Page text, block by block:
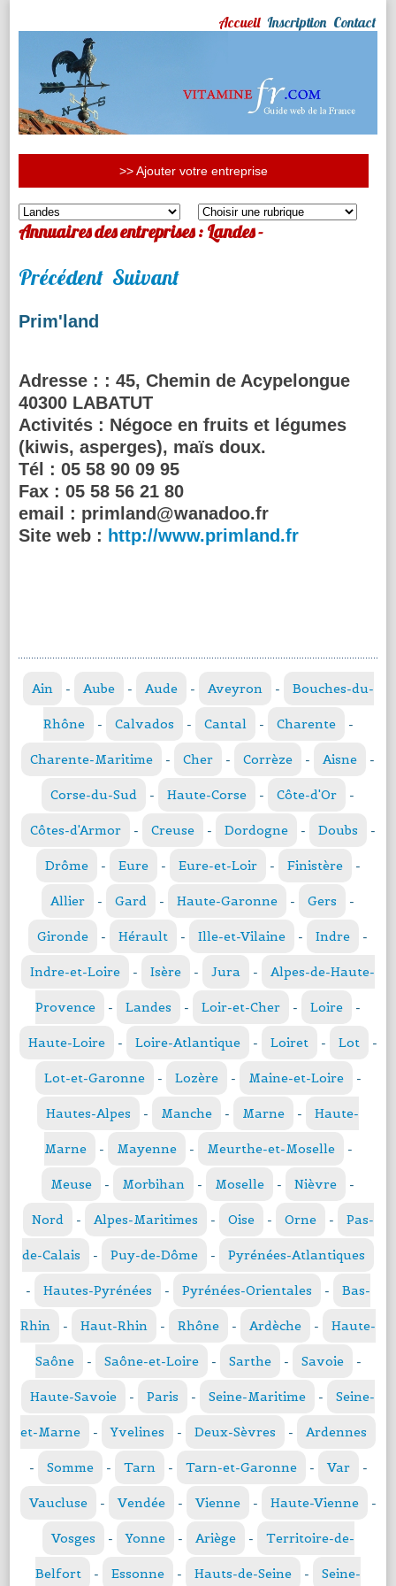
Accueil Inscription Contact
>> Ajouter votre entreprise
Annuaires des entreprises : Landes -
Précédent Suivant
Prim'land
Adresse : : 45, Chemin de Acypelongue
40300 LABATUT
Activités : Négoce en fruits et légumes
(kiwis, asperges), maïs doux.
Tél : 05 58 90 09 95
Fax : 05 58 56 21 80
email : primland@wanadoo.fr
Site web : http://www.primland.fr
Ain - Aube - Aude - Aveyron - Bouches-du-
Rhône - Calvados - Cantal - Charente -
Charente-Maritime - Cher - Corrèze - Aisne -
Corse-du-Sud - Haute-Corse - Côte-d'Or -
Côtes-d'Armor - Creuse - Dordogne - Doubs -
Drôme - Eure - Eure-et-Loir - Finistère -
Allier - Gard - Haute-Garonne - Gers -
Gironde - Hérault - Ille-et-Vilaine - Indre -
Indre-et-Loire - Isère - Jura - Alpes-de-Haute-
Provence - Landes - Loir-et-Cher - Loire -
Haute-Loire - Loire-Atlantique - Loiret - Lot -
Lot-et-Garonne - Lozère - Maine-et-Loire -
Hautes-Alpes - Manche - Marne - Haute-
Marne - Mayenne - Meurthe-et-Moselle -
Meuse - Morbihan - Moselle - Nièvre -
Nord - Alpes-Maritimes - Oise - Orne - Pas-
de-Calais - Puy-de-Dôme - Pyrénées-Atlantiques
- Hautes-Pyrénées - Pyrénées-Orientales - Bas-
Rhin - Haut-Rhin - Rhône - Ardèche - Haute-
Saône - Saône-et-Loire - Sarthe - Savoie -
Haute-Savoie - Paris - Seine-Maritime - Seine-
et-Marne - Yvelines - Deux-Sèvres - Ardennes
- Somme - Tarn - Tarn-et-Garonne - Var -
Vaucluse - Vendée - Vienne - Haute-Vienne -
Vosges - Yonne - Ariège - Territoire-de-
Belfort - Essonne - Hauts-de-Seine - Seine-